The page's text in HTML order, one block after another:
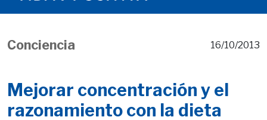
Conciencia 16/10/2013
Mejorar concentración y el
razonamiento con la dieta